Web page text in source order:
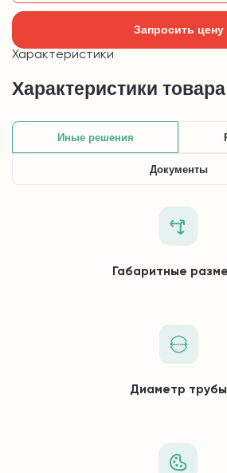
Запросить цену
Характеристики
Характеристики товара
Иные решения
Документы
Габаритные
Диаметр трубы